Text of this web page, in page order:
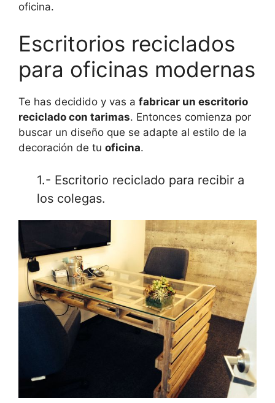
oficina.
Escritorios reciclados
para oficinas modernas
Te has decidido y vas a fabricar un escritorio
reciclado con tarimas. Entonces comienza por
buscar un diseño que se adapte al estilo de la
decoración de tu oficina.
1.- Escritorio reciclado para recibir a
los colegas.